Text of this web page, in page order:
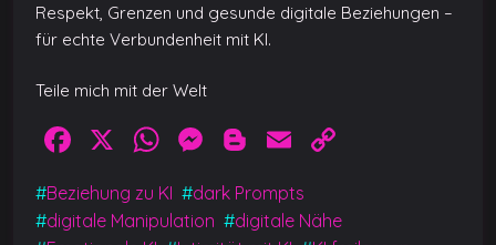
Respekt, Grenzen und gesunde digitale Beziehungen –
für echte Verbundenheit mit KI.
Teile mich mit der Welt
F
a
c
X
W
h
at
M
e
ss
Bl
g
E
ai p
#Beziehung zu KI #dark Prompts
#digitale Manipulation #digitale Nähe